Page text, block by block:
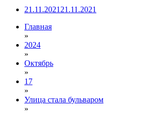
21.11.2021 21.11.2021
Главная
»
2024
»
Октябрь
»
17
»
Улица стала бульваром
»